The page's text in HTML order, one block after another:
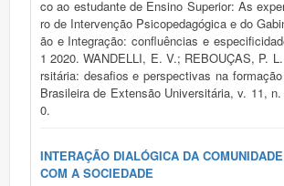
co ao estudante de Ensino Superior: As
ro de Intervenção Psicopedagógica e do
ão e Integração: confluências e
1 2020. WANDELLI, E. V.; REBOUÇAS, P.
rsitária: desafios e perspectivas na
Brasileira de Extensão Universitária, v. 11,
0.
INTERAÇÃO DIALÓGICA DA
COM A SOCIEDADE